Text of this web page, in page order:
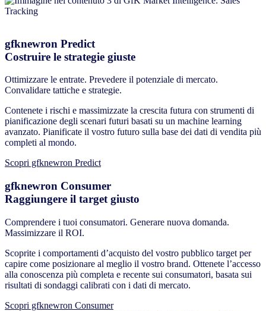
gfknewron Predict
Costruire le strategie giuste
Ottimizzare le entrate. Prevedere il potenziale di mercato.
Convalidare tattiche e strategie.
Contenete i rischi e massimizzate la crescita futura con strumenti di
pianificazione degli scenari futuri basati su un machine learning
avanzato. Pianificate il vostro futuro sulla base dei dati di vendita più
completi al mondo.
Scopri gfknewron Predict
gfknewron Consumer
Raggiungere il target giusto
Comprendere i tuoi consumatori. Generare nuova domanda.
Massimizzare il ROI.
Scoprite i comportamenti d’acquisto del vostro pubblico target per
capire come posizionare al meglio il vostro brand. Ottenete l’accesso
alla conoscenza più completa e recente sui consumatori, basata sui
risultati di sondaggi calibrati con i dati di mercato.
Scopri gfknewron Consumer